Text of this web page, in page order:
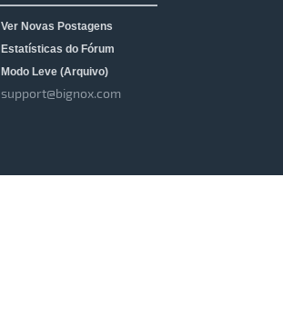
Ver Novas Postagens
Estatísticas do Fórum
Modo Leve (Arquivo)
support@bignox.com